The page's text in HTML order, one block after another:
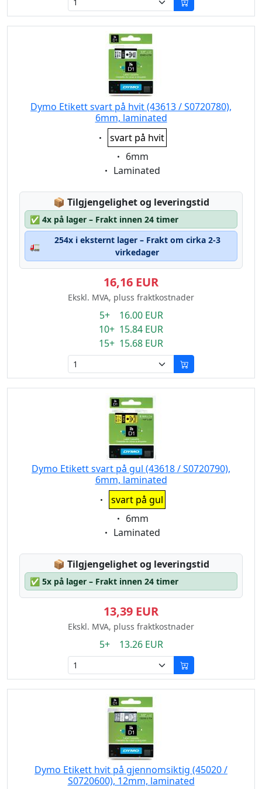
Dymo Etikett svart på hvit (43613 / S0720780),
6mm, laminated
Eigenschaft:
svart på hvit
Eigenschaft:
6mm
Eigenschaft:
Laminated
📦 Lagerstatus:
Tilgjengelighet og leveringstid
✅ 4x på lager – Frakt innen 24 timer
🚛
254x i eksternt lager – Frakt om cirka 2-3
virkedager
16,16 EUR
Ekskl. MVA, pluss fraktkostnader
5+ 16.00 EUR
10+ 15.84 EUR
15+ 15.68 EUR
Dymo Etikett svart på gul (43618 / S0720790),
6mm, laminated
Eigenschaft:
svart på gul
Eigenschaft:
6mm
Eigenschaft:
Laminated
📦 Lagerstatus:
Tilgjengelighet og leveringstid
✅ 5x på lager – Frakt innen 24 timer
13,39 EUR
Ekskl. MVA, pluss fraktkostnader
5+ 13.26 EUR
Dymo Etikett hvit på gjennomsiktig (45020 /
S0720600), 12mm, laminated